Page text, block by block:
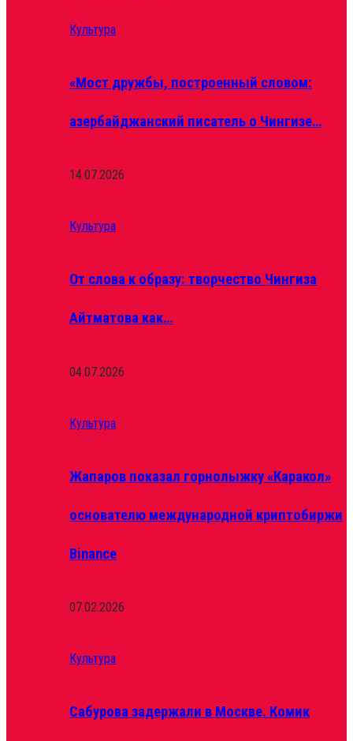
Культура
«Мост дружбы, построенный словом:
азербайджанский писатель о Чингизе…
14.07.2026
Культура
От слова к образу: творчество Чингиза
Айтматова как…
04.07.2026
Культура
Жапаров показал горнолыжку «Каракол»
основателю международной криптобиржи
Binance
07.02.2026
Культура
Сабурова задержали в Москве. Комик